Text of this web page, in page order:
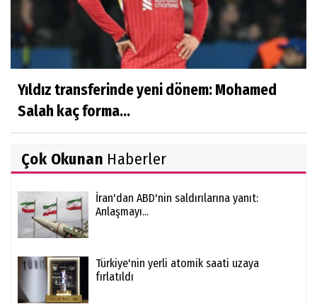
Yıldız transferinde yeni dönem: Mohamed
Salah kaç forma...
Çok Okunan Haberler
İran'dan ABD'nin saldırılarına yanıt:
Anlaşmayı...
Türkiye'nin yerli atomik saati uzaya
fırlatıldı